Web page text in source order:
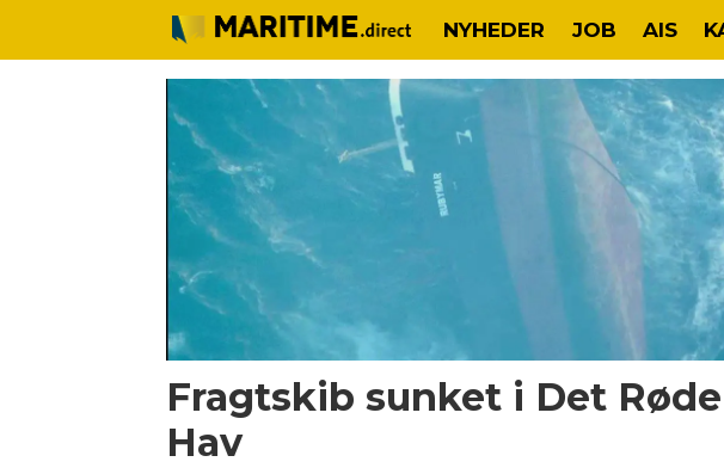
NYHEDER JOB AIS
miljøkatastrofe
Fragtskib sunket i Det Røde
Hav